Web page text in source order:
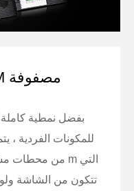
نظام توزيع الألياف KVM مصفوفة
بفضل نمطية كاملة
للمكونات الفردية ،
تتكون من الشاشة